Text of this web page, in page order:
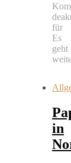
für
Es
geht
in